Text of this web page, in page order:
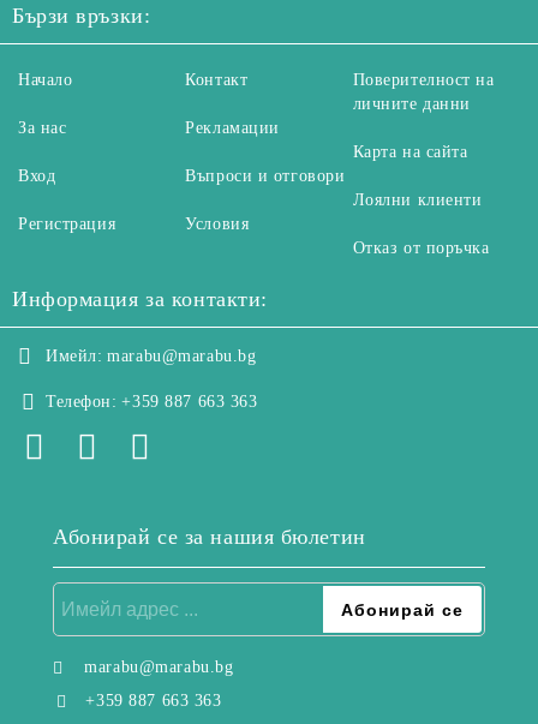
Бързи връзки:
Начало
За нас
Вход
Регистрация
Контакт
Рекламации
Въпроси и отговори
Условия
Поверителност на
личните данни
Карта на сайта
Лоялни клиенти
Отказ от поръчка
Информация за контакти:
Имейл: marabu@marabu.bg
Телефон: +359 887 663 363
Абонирай се за нашия бюлетин
marabu@marabu.bg
+359 887 663 363